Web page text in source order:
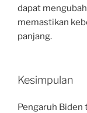
dapat
memastikan
panjang.
Kesimpulan
Pengaruh Biden